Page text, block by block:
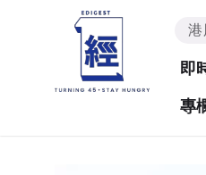
港
即
專